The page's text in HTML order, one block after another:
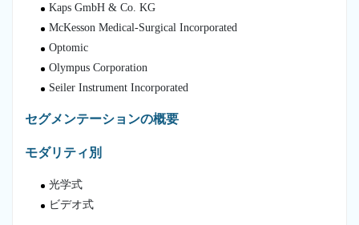
Kaps GmbH & Co. KG
McKesson Medical-Surgical Incorporated
Optomic
Olympus Corporation
Seiler Instrument Incorporated
セグメンテーションの概要
モダリティ別
光学式
ビデオ式